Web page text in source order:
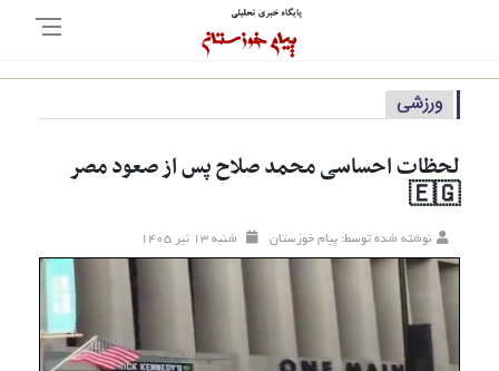
ورزشی
لحظات احساسی محمد صلاح پس از صعود مصر
🇪🇬
نوشته شده توسط: پیام خوزستان شنبه ۱۳ تير ۱۴۰۵